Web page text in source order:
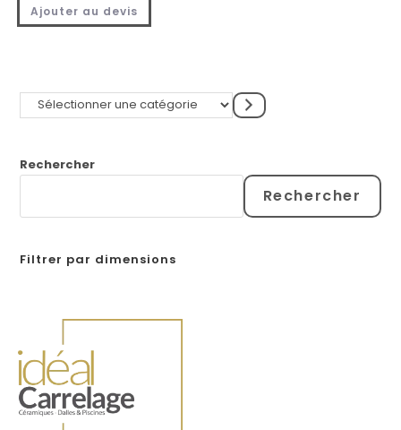
Ajouter au devis
Rechercher
Rechercher
Filtrer par dimensions